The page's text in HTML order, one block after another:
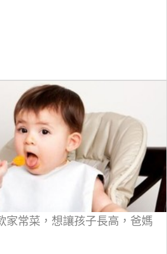
家常菜，想讓孩子長高，爸媽